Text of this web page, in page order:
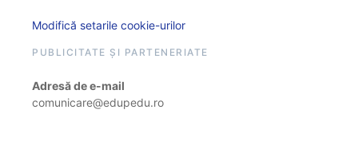
Modifică setarile cookie-urilor
PUBLICITATE ȘI PARTENERIATE
Adresă de e-mail
comunicare@edupedu.ro